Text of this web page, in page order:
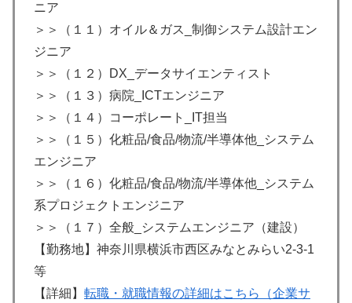
ニア
＞＞（１１）オイル＆ガス_制御システム設計エン
ジニア
＞＞（１２）DX_データサイエンティスト
＞＞（１３）病院_ICTエンジニア
＞＞（１４）コーポレート_IT担当
＞＞（１５）化粧品/食品/物流/半導体他_システム
エンジニア
＞＞（１６）化粧品/食品/物流/半導体他_システム
系プロジェクトエンジニア
＞＞（１７）全般_システムエンジニア（建設）
【勤務地】神奈川県横浜市西区みなとみらい2-3-1
等
【詳細】 転職・就職情報の詳細はこちら（企業サ